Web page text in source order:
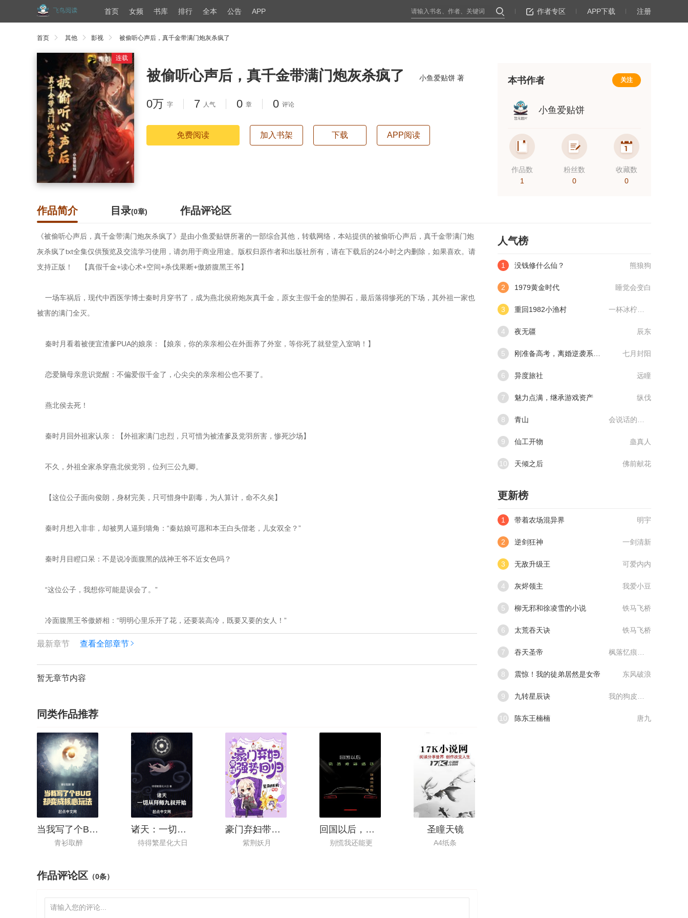
首页 女频 书库 排行 全本 公告 APP 作者专区 APP下载 注册
首页 其他 影视 被偷听心声后，真千金带满门炮灰杀疯了
连载
被偷听心声后，真千金带满门炮灰杀疯了 小鱼爱贴饼 著
0万 字 7 人气 0 章 0 评论
免费阅读 加入书架 下载 APP阅读
作品简介 目录(0章) 作品评论区
本书作者 关注
小鱼爱贴饼
作品数
1
粉丝数
0
收藏数
0
《被偷听心声后，真千金带满门炮灰杀疯了》是由小鱼爱贴饼所著的一部综合其他，转载网络，本站提供的被偷听心声后，真千金带满门炮
灰杀疯了txt全集仅供预览及交流学习使用，请勿用于商业用途。版权归原作者和出版社所有，请在下载后的24小时之内删除，如果喜欢。请
支持正版！    【真假千金+读心术+空间+杀伐果断+傲娇腹黑王爷】
一场车祸后，现代中西医学博士秦时月穿书了，成为燕北侯府炮灰真千金，原女主假千金的垫脚石，最后落得惨死的下场，其外祖一家也
被害的满门全灭。
秦时月看着被便宜渣爹PUA的娘亲：【娘亲，你的亲亲相公在外面养了外室，等你死了就登堂入室呐！】
恋爱脑母亲意识觉醒：不偏爱假千金了，心尖尖的亲亲相公也不要了。
燕北侯去死！
秦时月回外祖家认亲：【外祖家满门忠烈，只可惜为被渣爹及党羽所害，惨死沙场】
不久，外祖全家杀穿燕北侯党羽，位列三公九卿。
【这位公子面向俊朗，身材完美，只可惜身中剧毒，为人算计，命不久矣】
秦时月想入非非，却被男人逼到墙角：“秦姑娘可愿和本王白头偕老，儿女双全？”
秦时月目瞪口呆：不是说冷面腹黑的战神王爷不近女色吗？
“这位公子，我想你可能是误会了。”
冷面腹黑王爷傲娇相：“明明心里乐开了花，还要装高冷，既要又要的女人！”
最新章节 查看全部章节
暂无章节内容
同类作品推荐
当我写了个BUG却变成核心玩法
青衫取醉
诸天：一切从拜师九叔开始！
待得繁星化大日
豪门弃妇带娃强势回归
紫荆妖月
回国以后，我真没想搞事
别慌我还能更
圣瞳天镜
A4纸条
作品评论区 （0条）
人气榜
1 没钱修什么仙？ 熊狼狗
2 1979黄金时代 睡觉会变白
3 重回1982小渔村
4 夜无疆 辰东
5 七月封阳
6 异度旅社 远瞳
7 魅力点满，继承游戏资产 纵伐
8 青山
9 仙工开物 蛊真人
10 天倾之后 佛前献花
更新榜
1 带着农场混异界 明宇
2 逆剑狂神 一剑清新
3 无敌升级王 可爱内内
4 灰烬领主 我爱小豆
5 柳无邪和徐凌雪的小说 铁马飞桥
6 太荒吞天诀 铁马飞桥
7 吞天圣帝
8 震惊！我的徒弟居然是女帝 东风破浪
9 九转星辰诀
10 陈东王楠楠 唐九